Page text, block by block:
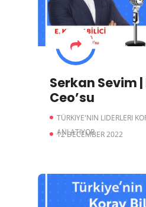
Serkan Sevim
Ceo’su
TÜRKIYE'NIN LIDERLERI
ANLATIYOR
12 DECEMBER 2022